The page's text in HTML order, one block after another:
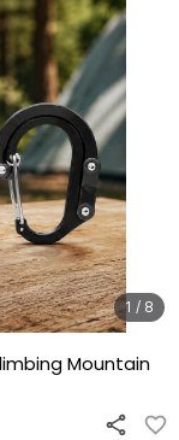
1 / 8
Mountain